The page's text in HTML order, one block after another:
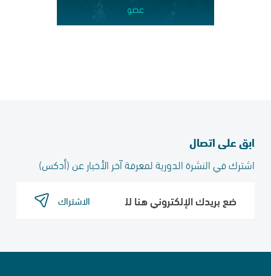
عضو
ابق على اتصال
اشترك في النشرة الدورية لمعرفة آخر الأخبار عن (أدكس)​
الاشتراك